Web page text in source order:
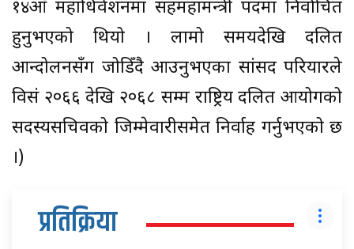
१४औँँ महाधिवेशनमा सहमहामन्त्री पदमा निर्वाचित
हुनुभएको थियो । लामो समयदेखि दलित
आन्दोलनसँग जोडिँदै आउनुभएका सांसद परियारले
विसं २०६६ देखि २०६८ सम्म राष्ट्रिय दलित आयोगको
सदस्यसचिवको जिम्मेवारीसमेत निर्वाह गर्नुभएको छ
।)
प्रतिक्रिया